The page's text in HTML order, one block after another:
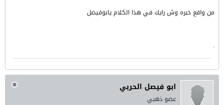
من واقع خبره وش رايك في هذا الكلام يابوفيصل
.
ابو فيصل الحربي
عضو ذهبي